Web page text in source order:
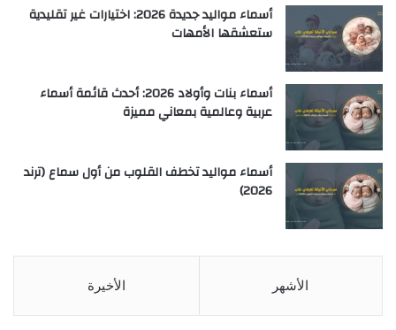
أسماء مواليد جديدة 2026: اختيارات غير تقليدية
ستعشقها الأمهات
أسماء بنات وأولاد 2026: أحدث قائمة أسماء
عربية وعالمية بمعاني مميزة
أسماء مواليد تخطف القلوب من أول سماع (ترند
2026)
الأشهر الأخيرة